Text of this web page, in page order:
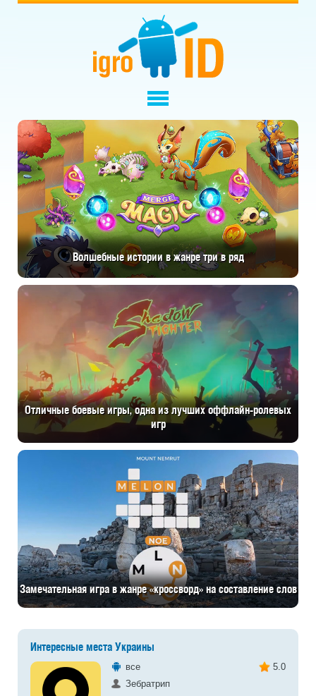
Волшебные истории в жанре три в ряд
Отличные боевые игры, одна из лучших оффлайн-ролевых
игр
Замечательная игра в жанре «кроссворд» на составление слов
Интересные места Украины
все
5.0
Зебратрип